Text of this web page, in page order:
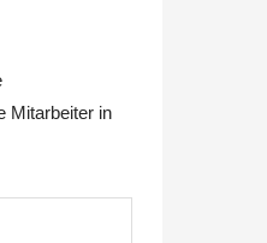
Mitarbeiter in